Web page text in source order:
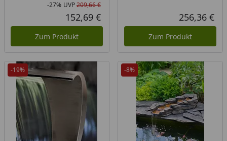
Rabatt in Prozent
-27%
Ursprünglicher Preis
UVP209,66 €
Aktueller Preis
152,69 €
Zum Produkt
256,36 €
Zum Produkt
-19% -8%